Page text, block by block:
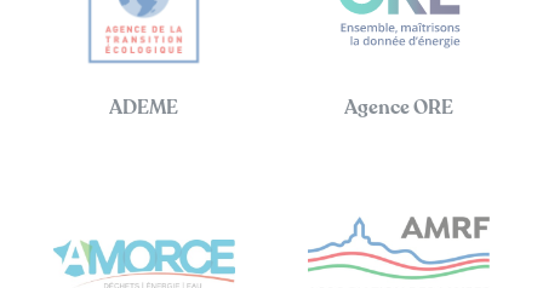
ADEME Agence ORE